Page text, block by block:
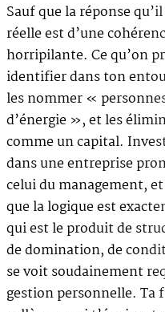
Sauf que la réponse
réelle est d’une
horripilante. Ce qu’on
identifier dans ton
les nommer «
d’énergie », et les
comme un capital.
dans une entreprise
celui du management,
que la logique est
qui est le produit de
de domination, de
se voit soudainement
gestion personnelle. Ta